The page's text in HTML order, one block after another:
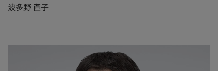
波多野 直子